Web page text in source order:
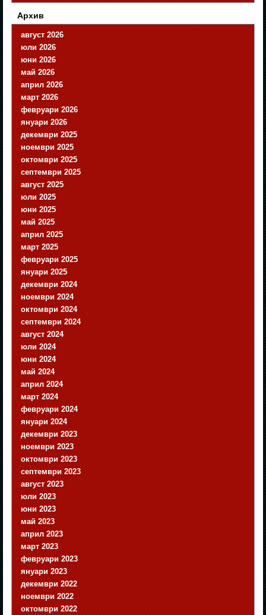
Архив
август 2026
юли 2026
юни 2026
май 2026
април 2026
март 2026
февруари 2026
януари 2026
декември 2025
ноември 2025
октомври 2025
септември 2025
август 2025
юли 2025
юни 2025
май 2025
април 2025
март 2025
февруари 2025
януари 2025
декември 2024
ноември 2024
октомври 2024
септември 2024
август 2024
юли 2024
юни 2024
май 2024
април 2024
март 2024
февруари 2024
януари 2024
декември 2023
ноември 2023
октомври 2023
септември 2023
август 2023
юли 2023
юни 2023
май 2023
април 2023
март 2023
февруари 2023
януари 2023
декември 2022
ноември 2022
октомври 2022